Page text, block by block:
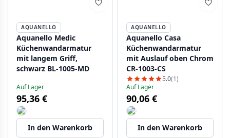
AQUANELLO
Aquanello Medic
Küchenwandarmatur
mit langem Griff,
schwarz BL-1005-MD
Auf Lager
95,36 €
In den Warenkorb
AQUANELLO
Aquanello Casa
Küchenwandarmatur
mit Auslauf oben Chrom
CR-1003-CS
5.0(1)
Auf Lager
90,06 €
In den Warenkorb